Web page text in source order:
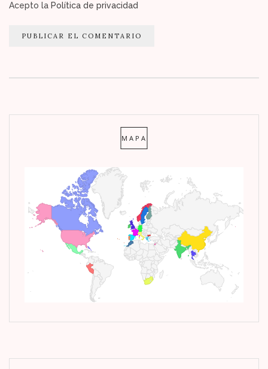
Acepto la Política de privacidad
MAPA